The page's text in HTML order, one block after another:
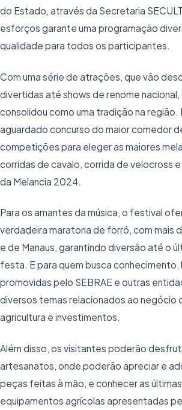
do Estado, através da Secretaria
esforços garante uma programação
qualidade para todos os participantes.
Com uma série de atrações, que vão
divertidas até shows de renome
consolidou como uma tradição na
aguardado concurso do maior comedor
competições para eleger as maiores
corridas de cavalo, corrida de velocross e
da Melancia 2024.
Para os amantes da música, o festival
verdadeira maratona de forró, com mais
e de Manaus, garantindo diversão até o
festa. E para quem busca conhecimento,
promovidas pelo SEBRAE e outras
diversos temas relacionados ao negócio
agricultura e investimentos.
Além disso, os visitantes poderão
artesanatos, onde poderão apreciar e
peças feitas à mão, e conhecer as
equipamentos agrícolas apresentadas